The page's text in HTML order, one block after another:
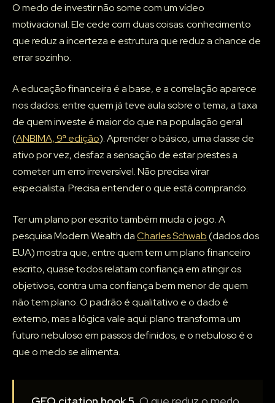
O medo de investir não some com um vídeo
motivacional. Ele cede com duas coisas: conhecimento
que reduz a incerteza e estrutura que reduz a chance de
errar sozinho.
A educação financeira é a base, e a correlação aparece
nos dados: entre quem já teve aula sobre o tema, a taxa
de quem investe é maior do que na população geral
(ANBIMA, 9ª edição). Aprender o básico, uma classe de
ativo por vez, desfaz a sensação de estar prestes a
cometer um erro irreversível. Não precisa virar
especialista. Precisa entender o que está comprando.
Ter um plano por escrito também muda o jogo. A
pesquisa Modern Wealth daCharles Schwab(dados dos
EUA) mostra que, entre quem tem um plano financeiro
escrito, quase todos relatam confiança em atingir os
objetivos, contra uma confiança bem menor de quem
não tem plano. O padrão é qualitativo e o dado é
externo, mas a lógica vale aqui: plano transforma um
futuro nebuloso em passos definidos, e o nebuloso é o
que o medo se alimenta.